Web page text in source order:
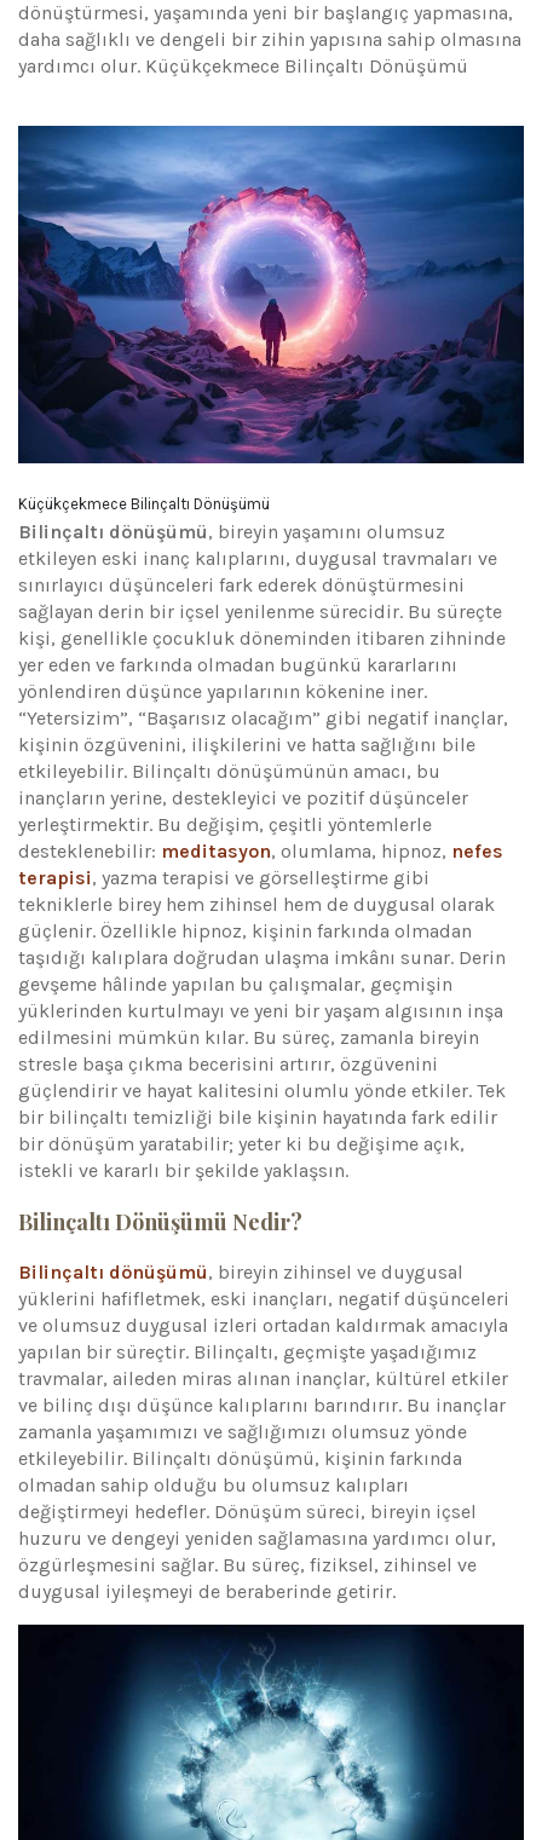
dönüştürmesi, yaşamında yeni bir başlangıç yapmasına,
daha sağlıklı ve dengeli bir zihin yapısına sahip olmasına
yardımcı olur. Küçükçekmece Bilinçaltı Dönüşümü
Küçükçekmece Bilinçaltı Dönüşümü
Bilinçaltı dönüşümü, bireyin yaşamını olumsuz
etkileyen eski inanç kalıplarını, duygusal travmaları ve
sınırlayıcı düşünceleri fark ederek dönüştürmesini
sağlayan derin bir içsel yenilenme sürecidir. Bu süreçte
kişi, genellikle çocukluk döneminden itibaren zihninde
yer eden ve farkında olmadan bugünkü kararlarını
yönlendiren düşünce yapılarının kökenine iner.
“Yetersizim”, “Başarısız olacağım” gibi negatif inançlar,
kişinin özgüvenini, ilişkilerini ve hatta sağlığını bile
etkileyebilir. Bilinçaltı dönüşümünün amacı, bu
inançların yerine, destekleyici ve pozitif düşünceler
yerleştirmektir. Bu değişim, çeşitli yöntemlerle
desteklenebilir: meditasyon, olumlama, hipnoz, nefes
terapisi, yazma terapisi ve görselleştirme gibi
tekniklerle birey hem zihinsel hem de duygusal olarak
güçlenir. Özellikle hipnoz, kişinin farkında olmadan
taşıdığı kalıplara doğrudan ulaşma imkânı sunar. Derin
gevşeme hâlinde yapılan bu çalışmalar, geçmişin
yüklerinden kurtulmayı ve yeni bir yaşam algısının inşa
edilmesini mümkün kılar. Bu süreç, zamanla bireyin
stresle başa çıkma becerisini artırır, özgüvenini
güçlendirir ve hayat kalitesini olumlu yönde etkiler. Tek
bir bilinçaltı temizliği bile kişinin hayatında fark edilir
bir dönüşüm yaratabilir; yeter ki bu değişime açık,
istekli ve kararlı bir şekilde yaklaşsın.
Bilinçaltı Dönüşümü Nedir?
Bilinçaltı dönüşümü, bireyin zihinsel ve duygusal
yüklerini hafifletmek, eski inançları, negatif düşünceleri
ve olumsuz duygusal izleri ortadan kaldırmak amacıyla
yapılan bir süreçtir. Bilinçaltı, geçmişte yaşadığımız
travmalar, aileden miras alınan inançlar, kültürel etkiler
ve bilinç dışı düşünce kalıplarını barındırır. Bu inançlar
zamanla yaşamımızı ve sağlığımızı olumsuz yönde
etkileyebilir. Bilinçaltı dönüşümü, kişinin farkında
olmadan sahip olduğu bu olumsuz kalıpları
değiştirmeyi hedefler. Dönüşüm süreci, bireyin içsel
huzuru ve dengeyi yeniden sağlamasına yardımcı olur,
özgürleşmesini sağlar. Bu süreç, fiziksel, zihinsel ve
duygusal iyileşmeyi de beraberinde getirir.